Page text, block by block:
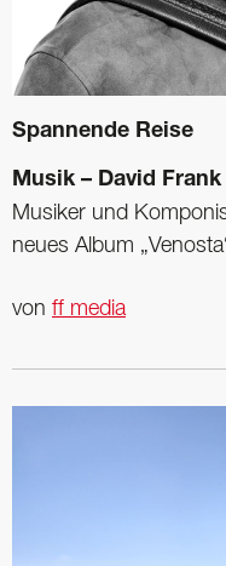
Spannende Reise
Musik – David
Musiker und
neues Album
von ff media